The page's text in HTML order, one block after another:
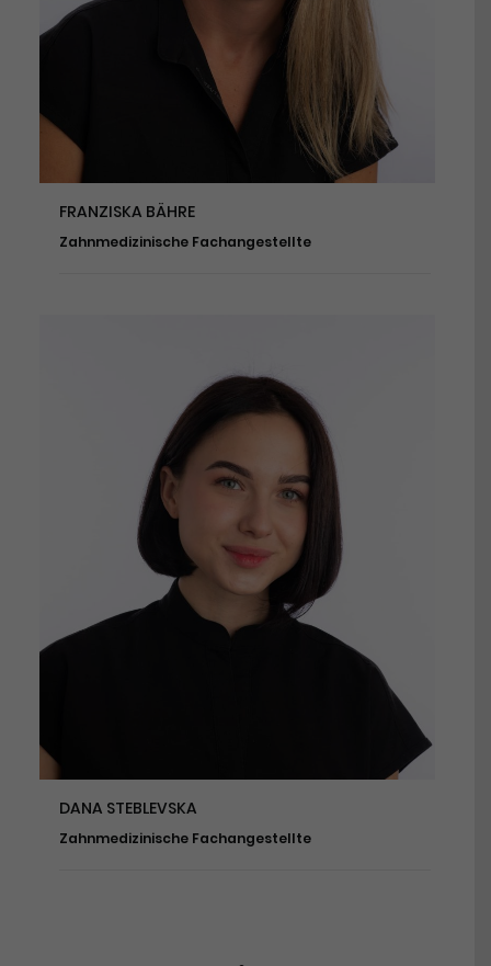
FRANZISKA BÄHRE
Zahnmedizinische Fachangestellte
DANA STEBLEVSKA
Zahnmedizinische Fachangestellte